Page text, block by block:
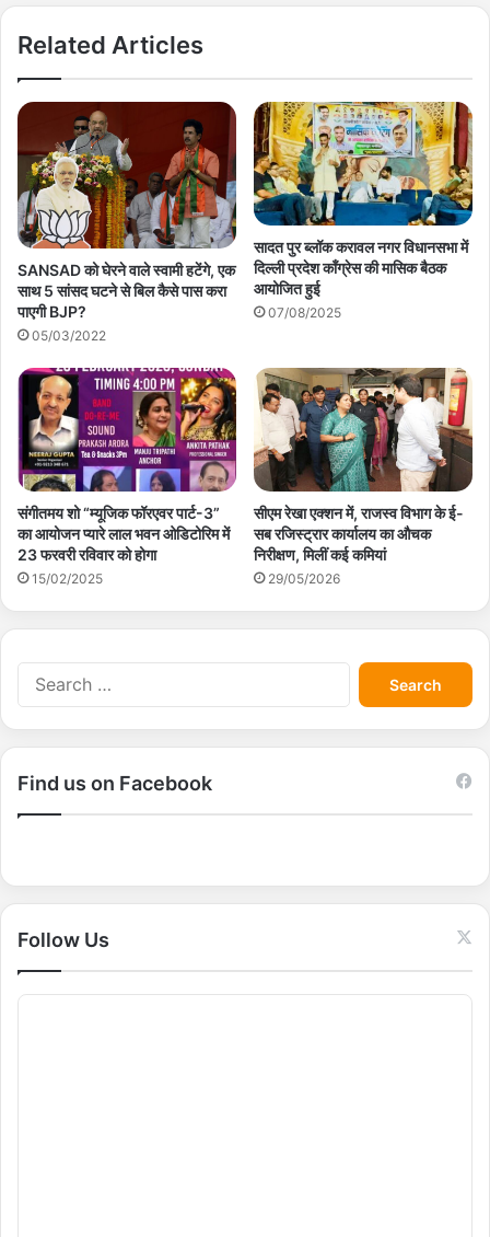
Related Articles
SANSAD को घेरने वाले स्वामी हटेंगे, एक
साथ 5 सांसद घटने से बिल कैसे पास करा
पाएगी BJP?
05/03/2022
सादत पुर ब्लॉक करावल नगर विधानसभा में
दिल्ली प्रदेश कॉंग्रेस की मासिक बैठक
आयोजित हुई
07/08/2025
संगीतमय शो “म्यूजिक फॉरएवर पार्ट-3”
का आयोजन प्यारे लाल भवन ओडिटोरिम में
23 फरवरी रविवार को होगा
15/02/2025
सीएम रेखा एक्शन में, राजस्व विभाग के ई-
सब रजिस्ट्रार कार्यालय का औचक
निरीक्षण, मिलीं कई कमियां
29/05/2026
S
e
a
r
r
:
Find us on Facebook
Follow Us